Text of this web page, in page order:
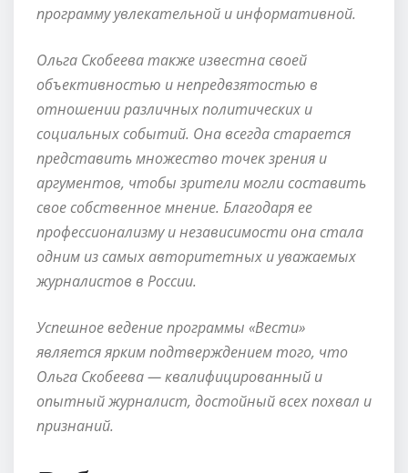
программу увлекательной и информативной.
Ольга Скобеева также известна своей
объективностью и непредвзятостью в
отношении различных политических и
социальных событий. Она всегда старается
представить множество точек зрения и
аргументов, чтобы зрители могли составить
свое собственное мнение. Благодаря ее
профессионализму и независимости она стала
одним из самых авторитетных и уважаемых
журналистов в России.
Успешное ведение программы «Вести»
является ярким подтверждением того, что
Ольга Скобеева — квалифицированный и
опытный журналист, достойный всех похвал и
признаний.